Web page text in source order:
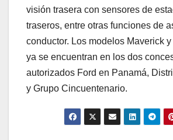
visión trasera con sensores de
traseros, entre otras funciones de
conductor. Los modelos Maverick
ya se encuentran en los dos
autorizados Ford en Panamá,
y Grupo Cincuentenario.